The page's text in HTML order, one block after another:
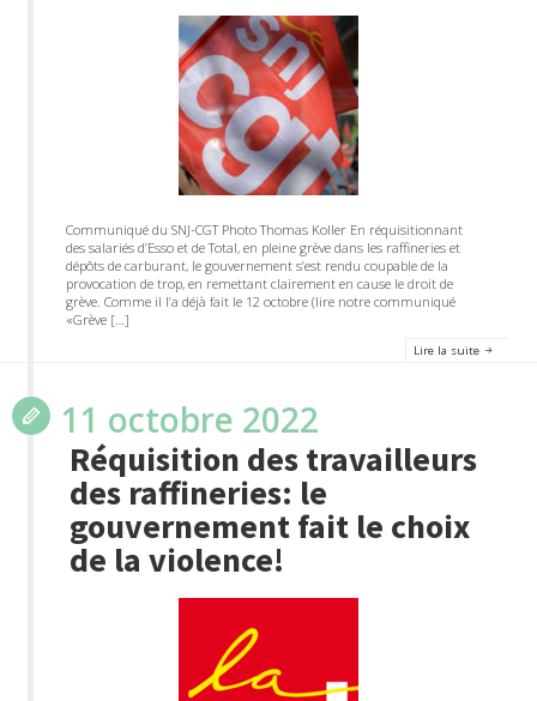
Communiqué du SNJ-CGT Photo Thomas Koller En réquisitionnant
des salariés d’Esso et de Total, en pleine grève dans les raffineries et
dépôts de carburant, le gouvernement s’est rendu coupable de la
provocation de trop, en remettant clairement en cause le droit de
grève. Comme il l’a déjà fait le 12 octobre (lire notre communiqué
«Grève […]
Lire la suite
11 octobre 2022
Réquisition des travailleurs
des raffineries: le
gouvernement fait le choix
de la violence!